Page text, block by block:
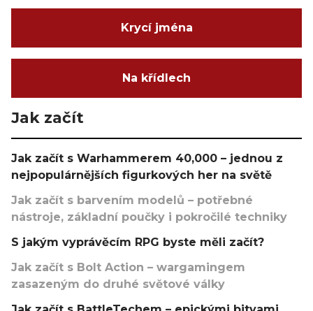
Krycí jména
Na křídlech
Jak začít
Jak začít s Warhammerem 40,000 – jednou z
nejpopulárnějších figurkových her na světě
Jak začít s barvením modelů – potřebné
nástroje, základní poučky i pokročilé techniky
S jakým vyprávěcím RPG byste měli začít?
Jak začít s Bolt Action – wargamingem
zasazeným do druhé světové války